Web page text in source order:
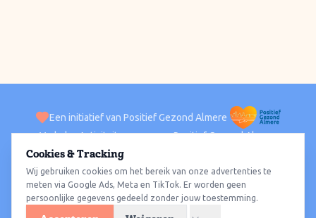
Een initiatief van Positief Gezond Almere
VerhalenActiviteiten Positief Gezond Almere
ACTIVITEITEN PER WIJK
Alle wijkenAlmere HavenAlmere StadAlmere BuitenAlmere Poort
Almere HoutAlmere OosterwoldWat te doen
Cookies & Tracking
Wij gebruiken cookies om het bereik van onze advertenties te
meten via Google Ads, Meta en TikTok. Er worden geen
persoonlijke gegevens gedeeld zonder jouw toestemming.